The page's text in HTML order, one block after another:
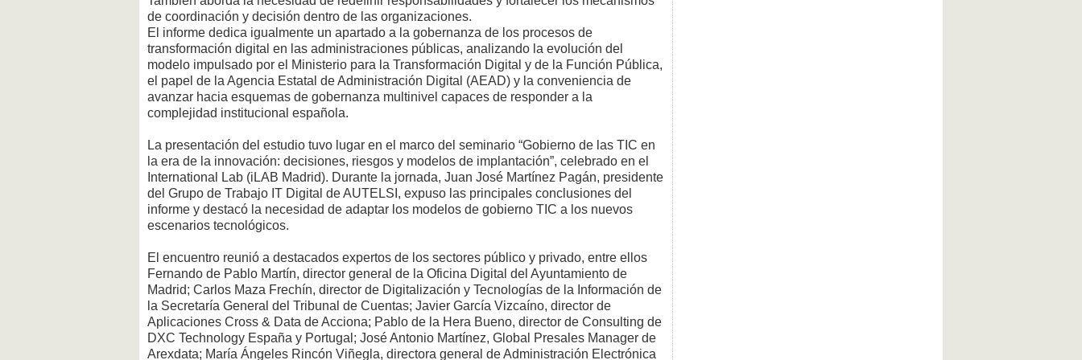
de coordinación y decisión dentro de las organizaciones.
El informe dedica igualmente un apartado a la gobernanza de los procesos de
transformación digital en las administraciones públicas, analizando la evolución del
modelo impulsado por el Ministerio para la Transformación Digital y de la Función Pública,
el papel de la Agencia Estatal de Administración Digital (AEAD) y la conveniencia de
avanzar hacia esquemas de gobernanza multinivel capaces de responder a la
complejidad institucional española.
La presentación del estudio tuvo lugar en el marco del seminario “Gobierno de las TIC en
la era de la innovación: decisiones, riesgos y modelos de implantación”, celebrado en el
International Lab (iLAB Madrid). Durante la jornada, Juan José Martínez Pagán, presidente
del Grupo de Trabajo IT Digital de AUTELSI, expuso las principales conclusiones del
informe y destacó la necesidad de adaptar los modelos de gobierno TIC a los nuevos
escenarios tecnológicos.
El encuentro reunió a destacados expertos de los sectores público y privado, entre ellos
Fernando de Pablo Martín, director general de la Oficina Digital del Ayuntamiento de
Madrid; Carlos Maza Frechín, director de Digitalización y Tecnologías de la Información de
la Secretaría General del Tribunal de Cuentas; Javier García Vizcaíno, director de
Aplicaciones Cross & Data de Acciona; Pablo de la Hera Bueno, director de Consulting de
DXC Technology España y Portugal; José Antonio Martínez, Global Presales Manager de
Arexdata; María Ángeles Rincón Viñegla, directora general de Administración Electrónica